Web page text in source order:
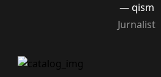
— qism
Jurnalist